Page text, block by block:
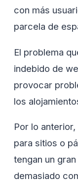
con más
parcela de
El problema
indebido de
provocar
los
Por lo
para sitios o
tengan un
demasiado